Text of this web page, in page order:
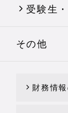
受験生
その他
財務情